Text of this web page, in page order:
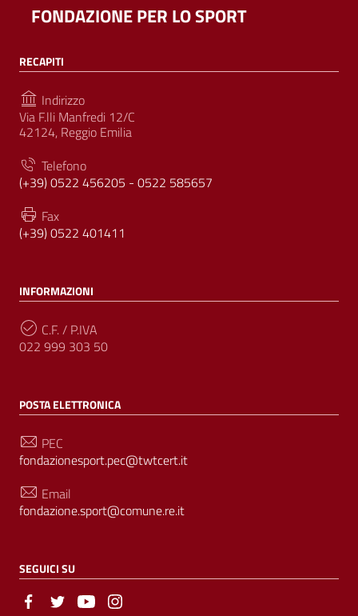
FONDAZIONE PER LO SPORT
RECAPITI
Indirizzo
Via F.lli Manfredi 12/C
42124, Reggio Emilia
Telefono
(+39) 0522 456205 - 0522 585657
Fax
(+39) 0522 401411
INFORMAZIONI
C.F. / P.IVA
022 999 303 50
POSTA ELETTRONICA
PEC
fondazionesport.pec@twtcert.it
Email
fondazione.sport@comune.re.it
SEGUICI SU